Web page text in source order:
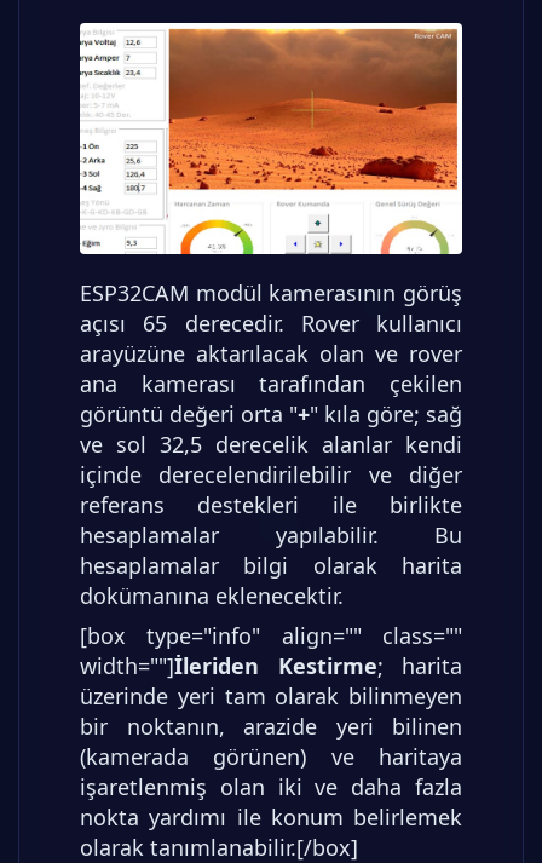
ESP32CAM modül kamerasının görüş
açısı 65 derecedir. Rover kullanıcı
arayüzüne aktarılacak olan ve rover
ana kamerası tarafından çekilen
görüntü değeri orta "+" kıla göre; sağ
ve sol 32,5 derecelik alanlar kendi
içinde derecelendirilebilir ve diğer
referans destekleri ile birlikte
hesaplamalar yapılabilir. Bu
hesaplamalar bilgi olarak harita
dokümanına eklenecektir.
[box type="info" align="" class=""
width=""]İleriden Kestirme; harita
üzerinde yeri tam olarak bilinmeyen
bir noktanın, arazide yeri bilinen
(kamerada görünen) ve haritaya
işaretlenmiş olan iki ve daha fazla
nokta yardımı ile konum belirlemek
olarak tanımlanabilir.[/box]